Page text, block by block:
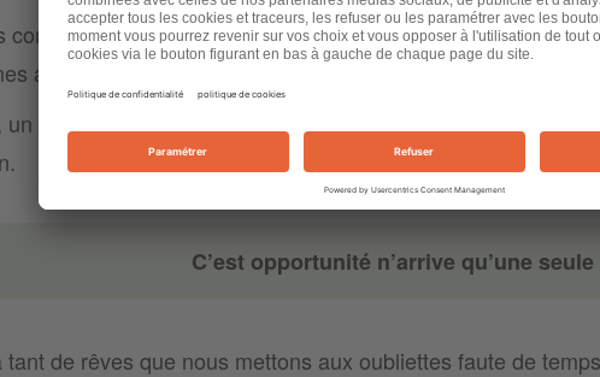
compter que je vous recommande dans chaque vidéo le
adresses d’artisans avec des réductions si vous venez de
un
, unique à ma
C’est opportunité n’arrive qu’une
tant de rêves que nous mettons aux oubliettes faute de